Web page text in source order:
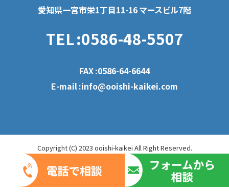
愛知県一宮市栄1丁目11-16 マースビル7階
TEL:0586-48-5507
FAX:0586-64-6644
E-mail:info@ooishi-kaikei.com
Copyright (C) 2023 ooishi-kaikei All Right Reserved.